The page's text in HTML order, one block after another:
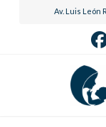
Av. Luis León